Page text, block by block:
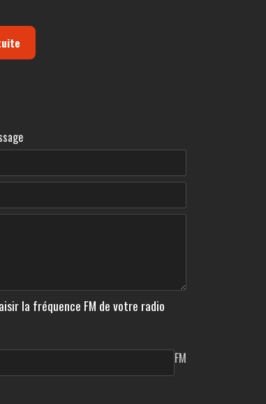
la fréquence FM de votre radio
FM